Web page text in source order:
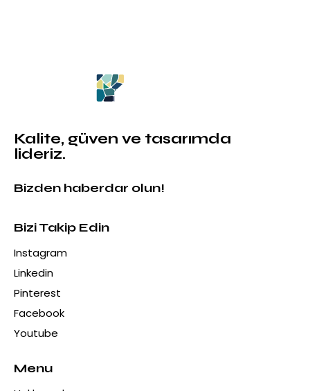
Kalite, güven ve tasarımda
lideriz.
Bizden haberdar olun!
Bizi Takip Edin
Instagram
Linkedin
Pinterest
Facebook
Youtube
Menu